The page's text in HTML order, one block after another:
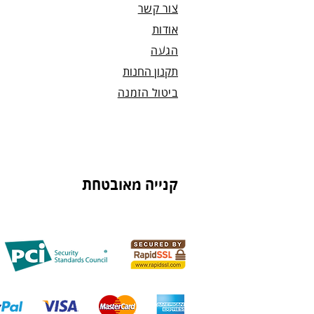
צור קשר
אודות
הגעה
תקנון החנות
ביטול הזמנה
קנייה מאובטחת